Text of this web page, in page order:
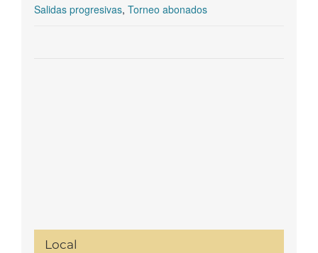
Salidas progresivas, Torneo abonados
Local